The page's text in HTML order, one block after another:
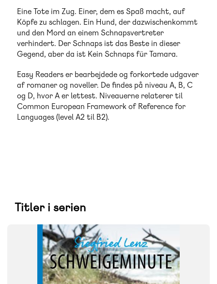
Eine Tote im Zug. Einer, dem es Spaß macht, auf
Köpfe zu schlagen. Ein Hund, der dazwischenkommt
und den Mord an einem Schnapsvertreter
verhindert. Der Schnaps ist das Beste in dieser
Gegend, aber da ist Kein Schnaps für Tamara.
Easy Readers er bearbejdede og forkortede udgaver
af romaner og noveller. De findes på niveau A, B, C
og D, hvor A er lettest. Niveauerne relaterer til
Common European Framework of Reference for
Languages (level A2 til B2).
Titler i serien
FORMAT
Flergangsbog